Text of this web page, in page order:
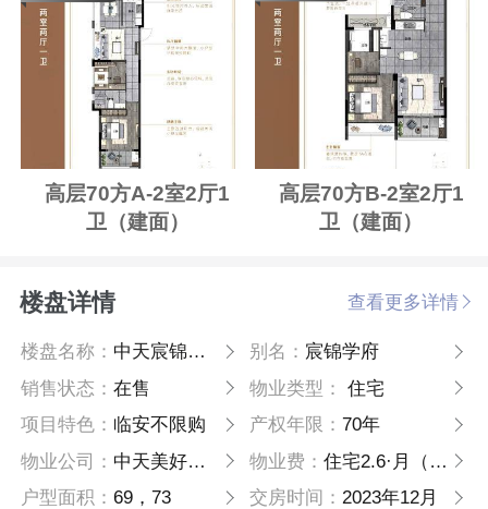
高层70方A-2室2厅1
卫（建面）
高层70方B-2室2厅1
卫（建面）
楼盘详情 查看更多详情
楼盘名称： 中天宸锦学府 别名： 宸锦学府
销售状态：在售 物业类型：
住宅
项目特色： 临安不限购 产权年限： 70年
物业公司： 中天美好生活服务集团有限公司 物业费： 住宅2.6·月（含高能耗费）
户型面积：69，73 交房时间： 2023年12月